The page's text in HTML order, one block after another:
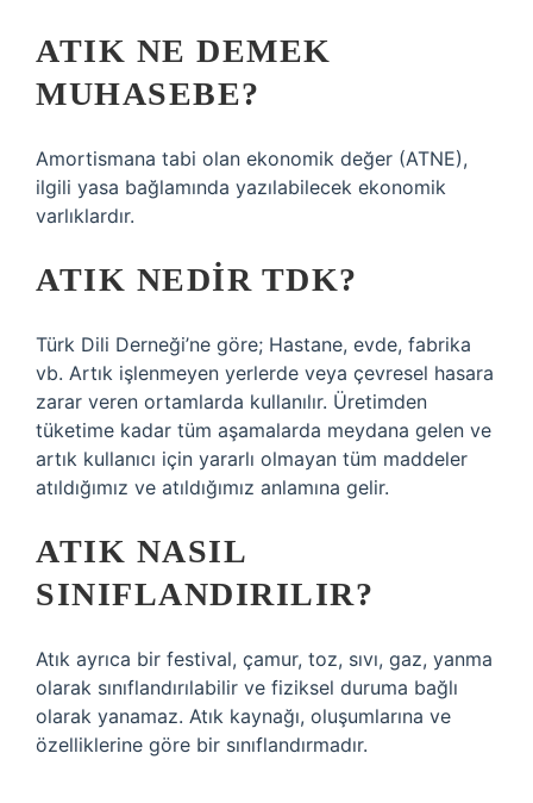
ATIK NE DEMEK
MUHASEBE?
Amortismana tabi olan ekonomik değer (ATNE),
ilgili yasa bağlamında yazılabilecek ekonomik
varlıklardır.
ATIK NEDIR TDK?
Türk Dili Derneği’ne göre; Hastane, evde, fabrika
vb. Artık işlenmeyen yerlerde veya çevresel hasara
zarar veren ortamlarda kullanılır. Üretimden
tüketime kadar tüm aşamalarda meydana gelen ve
artık kullanıcı için yararlı olmayan tüm maddeler
atıldığımız ve atıldığımız anlamına gelir.
ATIK NASIL
SINIFLANDIRILIR?
Atık ayrıca bir festival, çamur, toz, sıvı, gaz, yanma
olarak sınıflandırılabilir ve fiziksel duruma bağlı
olarak yanamaz. Atık kaynağı, oluşumlarına ve
özelliklerine göre bir sınıflandırmadır.